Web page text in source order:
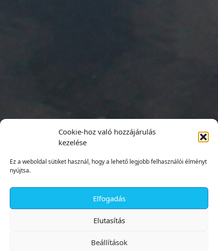
Cookie-hoz való hozzájárulás
kezelése
Ez a weboldal sütiket használ, hogy a lehető legjobb felhasználói élményt
nyújtsa.
Elfogadás
Elutasítás
Beállítások
✕